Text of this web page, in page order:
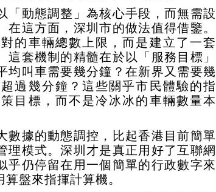
「動態調整」為核心手段，而無需設
這方面，深圳市的做法值得借鑒。
的車輛總數上限，而是建立了一套
這套機制的精髓在於以「服務目標」
均叫車需要幾分鐘？在新界又需要幾
過幾分鐘？這些關乎市民體驗的指
目標，而不是冷冰冰的車輛數量本
數據的動態調控，比起香港目前簡單
理模式。深圳才是真正用好了互聯網
乎仍停留在用一個簡單的行政數字來
盤來指揮計算機。